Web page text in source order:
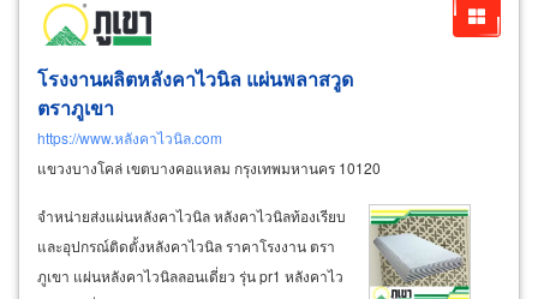
โรงงานผลิตหลังคาไวนิล แผ่นพลาสวูด
ตราภูเขา
https://www.หลังคาไวนิล.com
แขวงบางโคล่ เขตบางคอแหลม กรุงเทพมหานคร 10120
จำหน่ายส่งแผ่นหลังคาไวนิล หลังคาไวนิลท้องเรียบ
และอุปกรณ์ติดตั้งหลังคาไวนิล ราคาโรงงาน ตรา
ภูเขา แผ่นหลังคาไวนิลลอนเดี่ยว รุ่น pr1 หลังคาไว